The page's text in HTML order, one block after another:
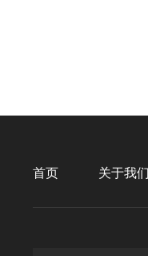
首页 关于我们